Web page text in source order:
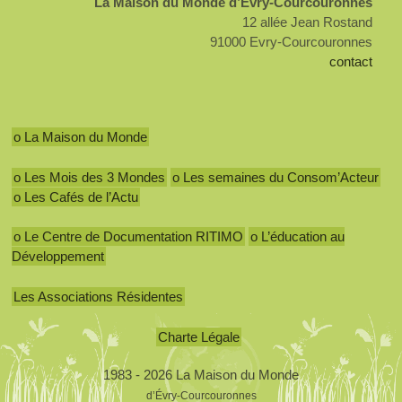
12 allée Jean Rostand
91000 Evry-Courcouronnes
contact
o La Maison du Monde
o Les Mois des 3 Mondes o Les semaines du Consom’Acteur
o Les Cafés de l’Actu
o Le Centre de Documentation RITIMO o L’éducation au
Développement
Les Associations Résidentes
Charte Légale
1983 - 2026 La Maison du Monde
d’Évry-Courcouronnes